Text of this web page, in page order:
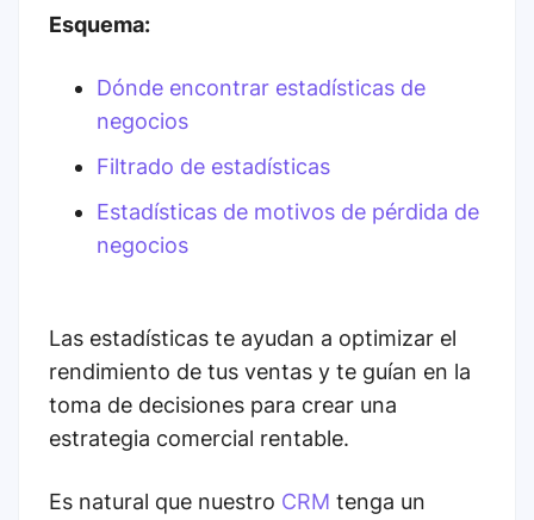
Esquema:
Dónde encontrar estadísticas de
negocios
Filtrado de estadísticas
Estadísticas de motivos de pérdida de
negocios
Las estadísticas te ayudan a optimizar el
rendimiento de tus ventas y te guían en la
toma de decisiones para crear una
estrategia comercial rentable.
Es natural que nuestro CRM tenga un